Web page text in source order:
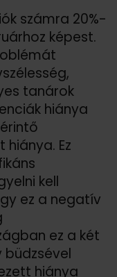
számra 20%-
képest.
tanárok
hiánya
Ez
kell
ez a negatív
ez a két
büdzsével
hiánya